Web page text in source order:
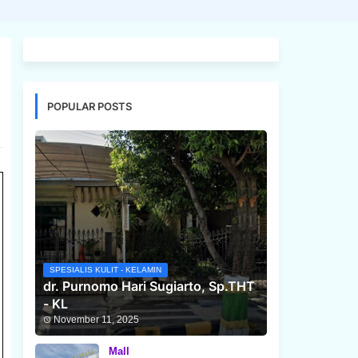
POPULAR POSTS
SPESIALIS KULIT - KELAMIN
dr. Purnomo Hari Sugiarto, Sp.THT
- KL
November 11, 2025
Mall